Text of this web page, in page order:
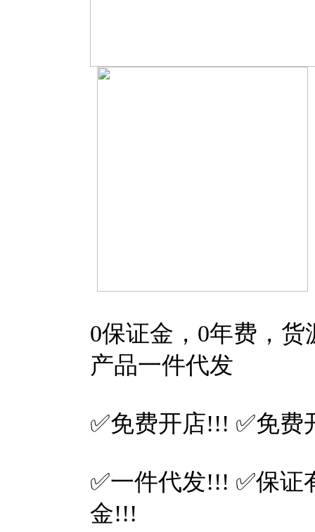
0保证金，0年费，
产品一件代发
✅免费开店!!! ✅免
✅一件代发!!! ✅保
金!!!